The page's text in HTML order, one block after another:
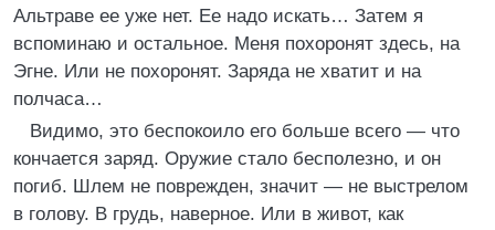
Альтраве ее уже нет. Ее надо искать… Затем я
вспоминаю и остальное. Меня похоронят здесь, на
Эгне. Или не похоронят. Заряда не хватит и на
полчаса…
Видимо, это беспокоило его больше всего — что
кончается заряд. Оружие стало бесполезно, и он
погиб. Шлем не поврежден, значит — не выстрелом
в голову. В грудь, наверное. Или в живот, как